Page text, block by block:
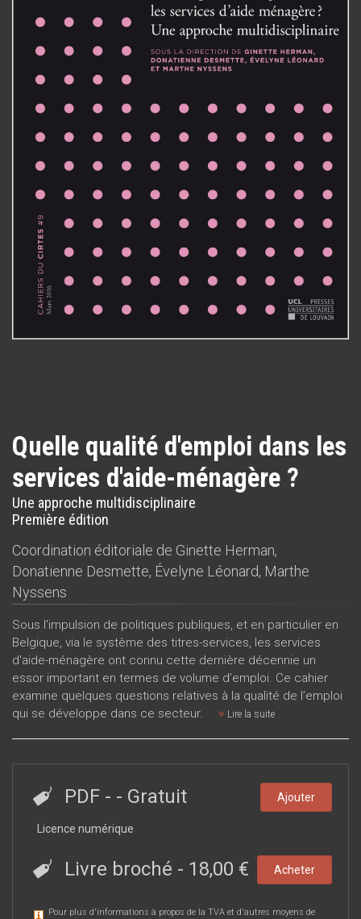
Quelle qualité d'emploi dans les
services d'aide-ménagère ?
Une approche multidisciplinaire
Première édition
Coordination éditoriale de Ginette Herman,
Donatienne Desmette, Évelyne Léonard, Marthe
Nyssens
Sous l'impulsion de politiques publiques, et en particulier en
Belgique, via le système des titres-services, les services
d'aide-ménagère ont connu cette dernière décennie un
essor important en termes de volume d’emploi. Ce cahier
examine quelques questions relatives à la qualité de l’emploi
qui se développe dans ce secteur.
Lire la suite
PDF - - Gratuit Ajouter
Licence numérique
Livre broché - 18,00 € Acheter
Pour plus d'informations à propos de la TVA et d'autres moyens de